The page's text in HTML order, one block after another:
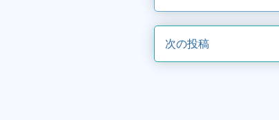
次の投稿